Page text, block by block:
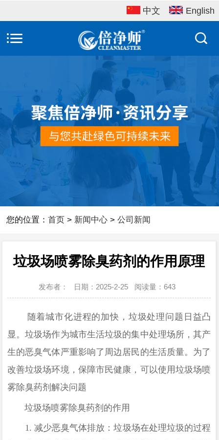
中文 English
您的位置：首页 > 新闻中心 >公司新闻
垃圾场喷雾除臭药剂的作用原理
发布者： 日期：2025-2-25 阅读量： 643
随着城市化进程的加快，垃圾处理问题日益凸
显。垃圾场作为城市生活垃圾的集中处理场所，其产
生的恶臭气体严重影响了周边居民的生活质量。为了
改善垃圾场环境，保障市民健康， 可以使用垃圾场喷
雾除臭药剂 解决问题
垃圾场喷雾除臭药剂的作用
1. 减少恶臭气体排放：垃圾场在处理垃圾的过程